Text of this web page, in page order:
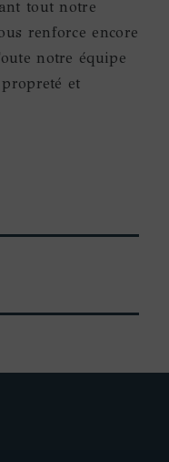
tout notre
renforce encore
notre équipe
et